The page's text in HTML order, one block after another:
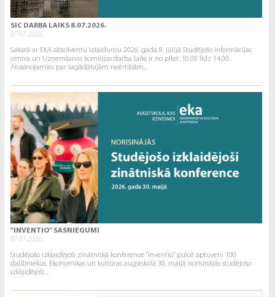
SIC DARBA LAIKS 8.07.2026.
07.07.2026.
Sakarā ar EKA absolventu izlaidumu 2026. gada 8. jūlijā Studējošo informācijas
centra un Uzņemšanas komisijas darba laiks ir no plkst. 10.00 līdz 14.00..
Atvainojamies par sagādātajām neērtībām...
"INVENTIO" SASNIEGUMI
07.07.2026.
Studējošo izklaidējoši zinātniskā konference “Inventio” pulcē aptuveni 100
dalībniekus. Ekonomikas un kultūras augstskolā 30. maijā norisinājās studējošo
izklaidējoši...